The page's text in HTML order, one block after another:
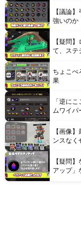
【議論
強いのか
【疑問
て、ステ
ちょこぺ
果
「逆に
ムワイパ
【画像
ンスなく
【疑問
アップ」